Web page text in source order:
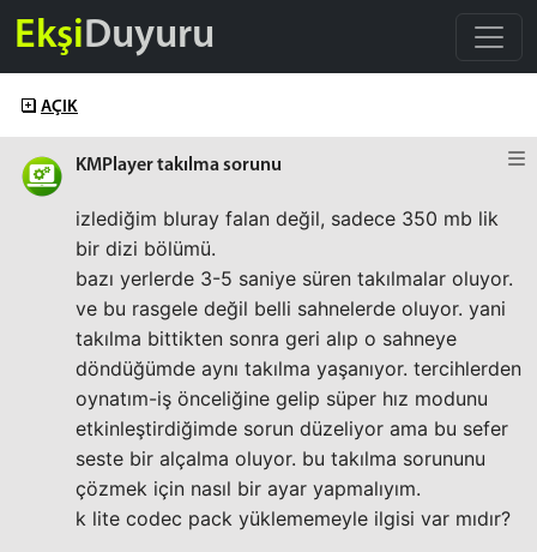
EkşiDuyuru
AÇIK
KMPlayer takılma sorunu
izlediğim bluray falan değil, sadece 350 mb lik
bir dizi bölümü.
bazı yerlerde 3-5 saniye süren takılmalar oluyor.
ve bu rasgele değil belli sahnelerde oluyor. yani
takılma bittikten sonra geri alıp o sahneye
döndüğümde aynı takılma yaşanıyor. tercihlerden
oynatım-iş önceliğine gelip süper hız modunu
etkinleştirdiğimde sorun düzeliyor ama bu sefer
seste bir alçalma oluyor. bu takılma sorununu
çözmek için nasıl bir ayar yapmalıyım.
k lite codec pack yüklememeyle ilgisi var mıdır?